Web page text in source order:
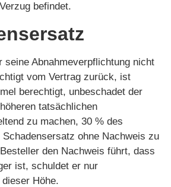
befindet.
seine Abnahmeverpflichtung nicht
vom Vertrag zurück, ist
berechtigt, unbeschadet der
tatsächlichen
zu machen, 30 % des
ohne Nachweis zu
den Nachweis führt, dass
ist, schuldet er nur
Höhe.